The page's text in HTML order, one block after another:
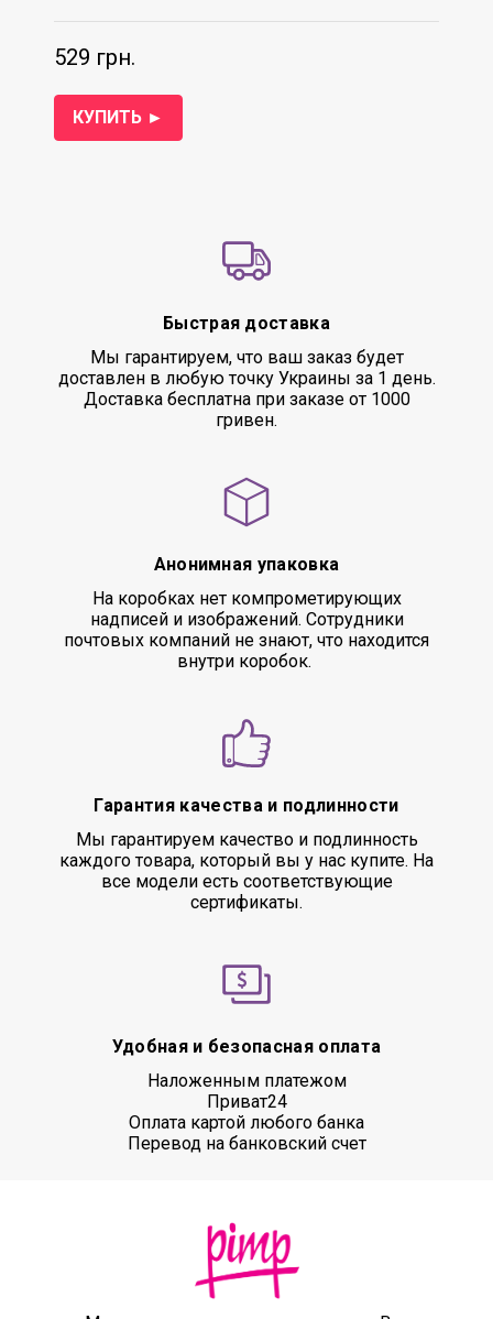
КУПИТЬ ►
529 грн.
Быстрая доставка
Мы гарантируем, что ваш заказ будет
доставлен в любую точку Украины за 1 день.
Доставка бесплатна при заказе от 1000
гривен.
Анонимная упаковка
На коробках нет компрометирующих
надписей и изображений. Сотрудники
почтовых компаний не знают, что находится
внутри коробок.
Гарантия качества и подлинности
Мы гарантируем качество и подлинность
каждого товара, который вы у нас купите. На
все модели есть соответствующие
сертификаты.
Удобная и безопасная оплата
Наложенным платежом
Приват24
Оплата картой любого банка
Перевод на банковский счет